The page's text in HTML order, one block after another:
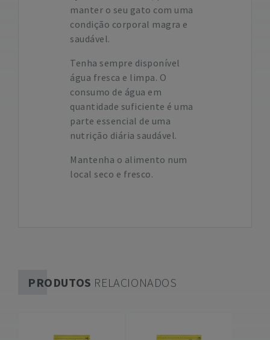
manter o seu gato com uma
condição corporal magra e
saudável.
Tenha sempre disponível
água fresca e limpa. O
consumo de água em
quantidade suficiente é uma
parte essencial de uma
nutrição diária saudável.
Mantenha o alimento num
local seco e fresco.
PRODUTOS RELACIONADOS